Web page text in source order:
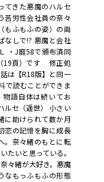
てきた悪魔のハルセ
苦労性会社員の奈々
もふもふの姿）の両
なしで!? 悪魔と会社
・J庭58で頒布済同
19頁）です 修正処
は【R18版】と同一
読むことができま
語自体は続いてお
ルセ（遥世） 小さい
に助けられて数か月
恋の記憶を胸に成長
。奈々緒のもとに転
たいと思っている。
々緒が大好き。悪魔
なもっふもふの形態